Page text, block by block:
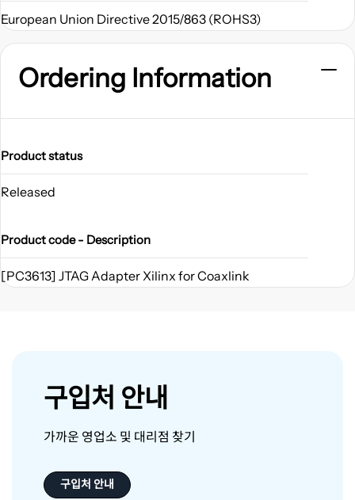
European Union Directive 2015/863 (ROHS3)
Ordering Information
Product status
Released
Product code - Description
[PC3613] JTAG Adapter Xilinx for Coaxlink
구입처 안내
가까운 영업소 및 대리점 찾기
구입처 안내